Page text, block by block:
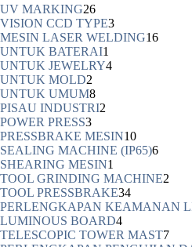
UV MARKING26
VISION CCD TYPE3
MESIN LASER WELDING16
UNTUK BATERAI1
UNTUK JEWELRY4
UNTUK MOLD2
UNTUK UMUM8
PISAU INDUSTRI2
POWER PRESS3
PRESSBRAKE MESIN10
SEALING MACHINE (IP65)6
SHEARING MESIN1
TOOL GRINDING MACHINE2
TOOL PRESSBRAKE34
PERLENGKAPAN KEAMANAN
LUMINOUS BOARD4
TELESCOPIC TOWER MAST7